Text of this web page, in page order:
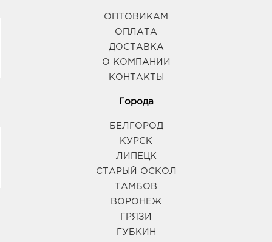
ОПТОВИКАМ
ОПЛАТА
ДОСТАВКА
О КОМПАНИИ
КОНТАКТЫ
Города
БЕЛГОРОД
КУРСК
ЛИПЕЦК
СТАРЫЙ ОСКОЛ
ТАМБОВ
ВОРОНЕЖ
ГРЯЗИ
ГУБКИН